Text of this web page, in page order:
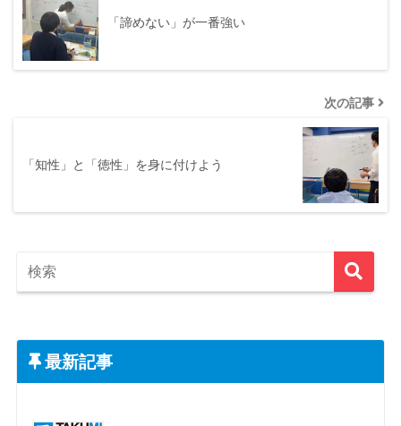
「諦めない」が一番強い
次の記事
「知性」と「徳性」を身に付けよう
最新記事